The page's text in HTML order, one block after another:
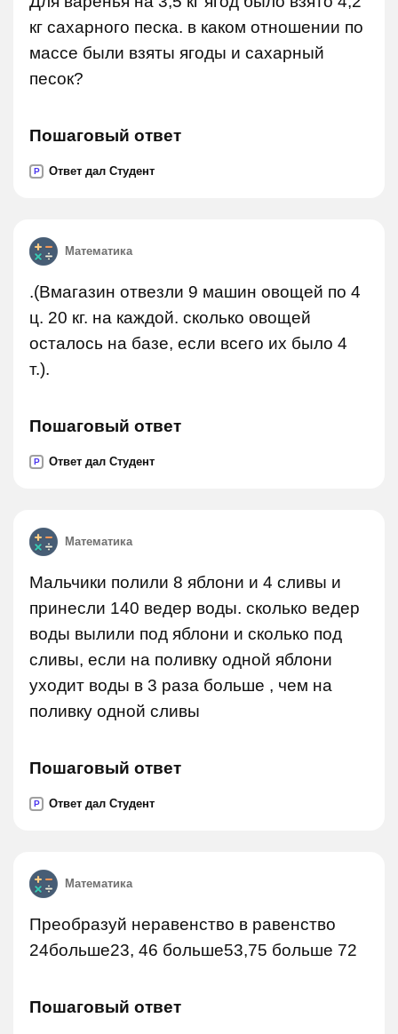
кг сахарного песка. в каком отношении по
массе были взяты ягоды и сахарный
песок?
Пошаговый ответ
P Ответ дал Студент
Математика
.(Вмагазин отвезли 9 машин овощей по 4
ц. 20 кг. на каждой. сколько овощей
осталось на базе, если всего их было 4
т.).
Пошаговый ответ
P Ответ дал Студент
Математика
Мальчики полили 8 яблони и 4 сливы и
принесли 140 ведер воды. сколько ведер
воды вылили под яблони и сколько под
сливы, если на поливку одной яблони
уходит воды в 3 раза больше , чем на
поливку одной сливы
Пошаговый ответ
P Ответ дал Студент
Математика
Преобразуй неравенство в равенство
24больше23, 46 больше53,75 больше 72
Пошаговый ответ